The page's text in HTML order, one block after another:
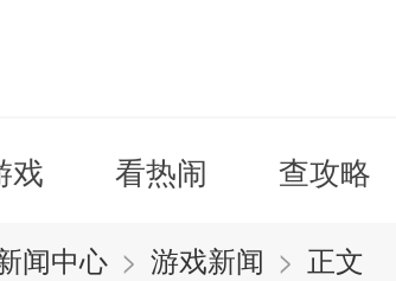
戏 看热闹 查攻略
闻中心 > 游戏新闻 > 正文